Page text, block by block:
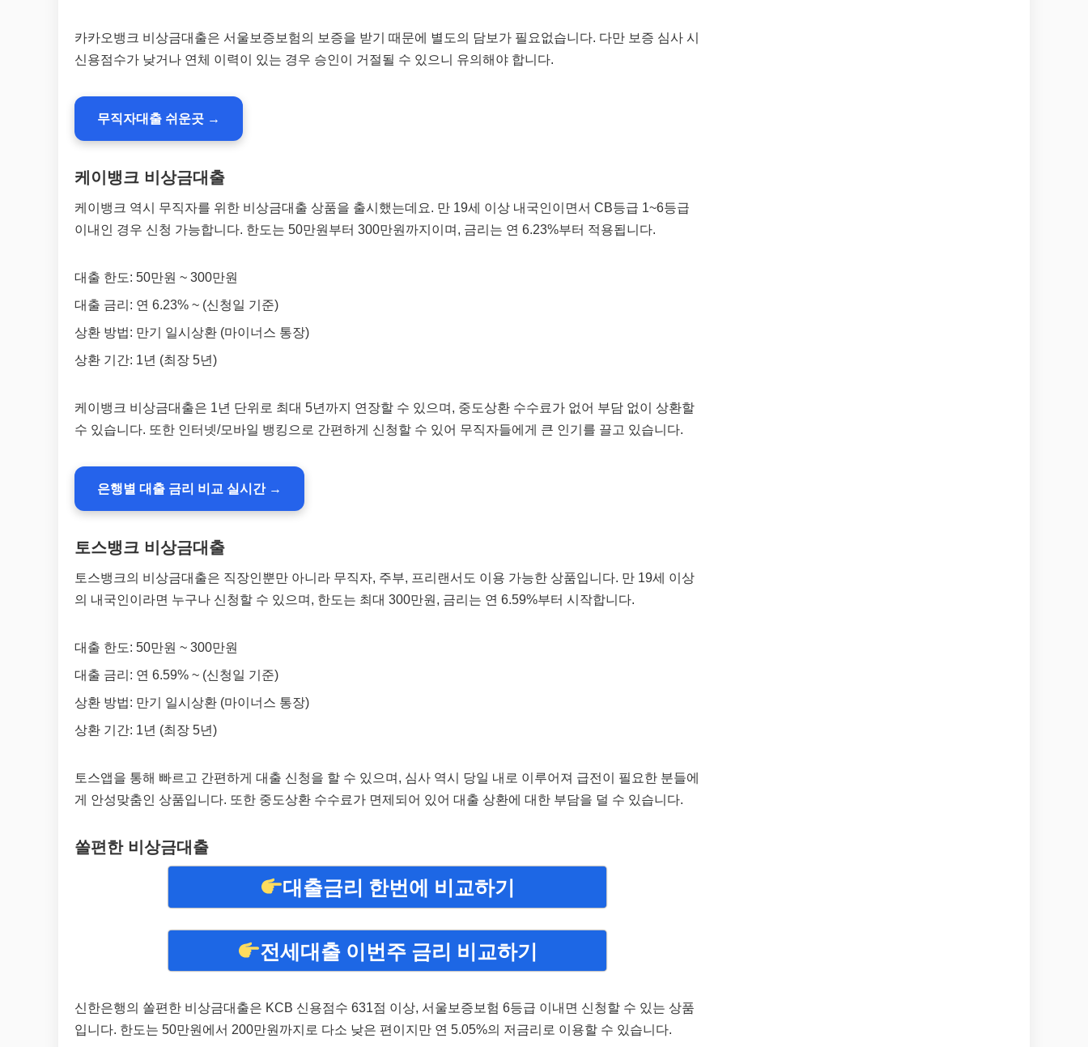
카카오뱅크 비상금대출은 서울보증보험의 보증을 받기 때문에 별도의 담보가 필요없습니다. 다만 보증 심사 시
신용점수가 낮거나 연체 이력이 있는 경우 승인이 거절될 수 있으니 유의해야 합니다.
무직자대출 쉬운곳 →
케이뱅크 비상금대출
케이뱅크 역시 무직자를 위한 비상금대출 상품을 출시했는데요. 만 19세 이상 내국인이면서 CB등급 1~6등급
이내인 경우 신청 가능합니다. 한도는 50만원부터 300만원까지이며, 금리는 연 6.23%부터 적용됩니다.
대출 한도: 50만원 ~ 300만원
대출 금리: 연 6.23% ~ (신청일 기준)
상환 방법: 만기 일시상환 (마이너스 통장)
상환 기간: 1년 (최장 5년)
케이뱅크 비상금대출은 1년 단위로 최대 5년까지 연장할 수 있으며, 중도상환 수수료가 없어 부담 없이 상환할
수 있습니다. 또한 인터넷/모바일 뱅킹으로 간편하게 신청할 수 있어 무직자들에게 큰 인기를 끌고 있습니다.
은행별 대출 금리 비교 실시간 →
토스뱅크 비상금대출
토스뱅크의 비상금대출은 직장인뿐만 아니라 무직자, 주부, 프리랜서도 이용 가능한 상품입니다. 만 19세 이상
의 내국인이라면 누구나 신청할 수 있으며, 한도는 최대 300만원, 금리는 연 6.59%부터 시작합니다.
대출 한도: 50만원 ~ 300만원
대출 금리: 연 6.59% ~ (신청일 기준)
상환 방법: 만기 일시상환 (마이너스 통장)
상환 기간: 1년 (최장 5년)
토스앱을 통해 빠르고 간편하게 대출 신청을 할 수 있으며, 심사 역시 당일 내로 이루어져 급전이 필요한 분들에
게 안성맞춤인 상품입니다. 또한 중도상환 수수료가 면제되어 있어 대출 상환에 대한 부담을 덜 수 있습니다.
쏠편한 비상금대출
대출금리 한번에 비교하기
전세대출 이번주 금리 비교하기
신한은행의 쏠편한 비상금대출은 KCB 신용점수 631점 이상, 서울보증보험 6등급 이내면 신청할 수 있는 상품
입니다. 한도는 50만원에서 200만원까지로 다소 낮은 편이지만 연 5.05%의 저금리로 이용할 수 있습니다.